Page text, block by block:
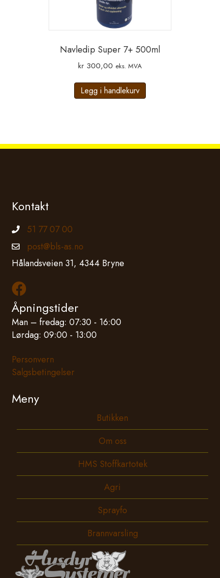
Navledip Super 7+ 500ml
kr 300,00 eks. MVA
Legg i handlekurv
Kontakt
Telefonnummer
51 77 07 00
Epostadresse
post@bls-as.no
Hålandsveien 31, 4344 Bryne
Les mer om oss på Facebook
Åpningstider
Man – fredag: 07:30 - 16:00
Lørdag: 09:00 - 13:00
Personvern
Salgsbetingelser
Meny
Butikken
Om oss
HMS Stoffkartotek
Agri
Sprayfo
Brannvarsling